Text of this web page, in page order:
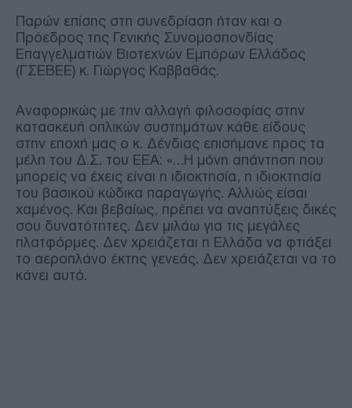
Παρών επίσης στη συνεδρίαση ήταν και ο
Πρόεδρος της Γενικής Συνομοσπονδίας
Επαγγελματιών Βιοτεχνών Εμπόρων Ελλάδος
(ΓΣΕΒΕΕ) κ. Γιώργος Καββαθάς.
Αναφορικώς με την αλλαγή φιλοσοφίας στην
κατασκευή οπλικών συστημάτων κάθε είδους
στην εποχή μας ο κ. Δένδιας επισήμανε προς τα
μέλη του Δ.Σ. του ΕΕΑ: «…Η μόνη απάντηση που
μπορείς να έχεις είναι η ιδιοκτησία, η ιδιοκτησία
του βασικού κώδικα παραγωγής. Αλλιώς είσαι
χαμένος. Και βεβαίως, πρέπει να αναπτύξεις δικές
σου δυνατότητες. Δεν μιλάω για τις μεγάλες
πλατφόρμες. Δεν χρειάζεται η Ελλάδα να φτιάξει
το αεροπλάνο έκτης γενεάς. Δεν χρειάζεται να το
κάνει αυτό.